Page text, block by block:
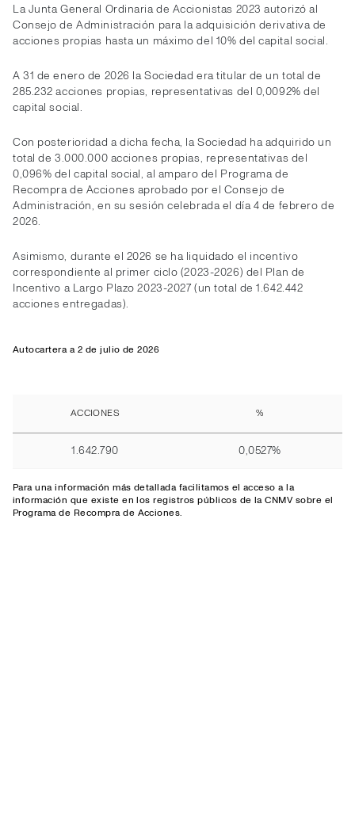
La Junta General Ordinaria de Accionistas 2023 autorizó al
Consejo de Administración para la adquisición derivativa de
acciones propias hasta un máximo del 10% del capital social.
A 31 de enero de 2026 la Sociedad era titular de un total de
285.232 acciones propias, representativas del 0,0092% del
capital social.
Con posterioridad a dicha fecha, la Sociedad ha adquirido un
total de 3.000.000 acciones propias, representativas del
0,096% del capital social, al amparo del Programa de
Recompra de Acciones aprobado por el Consejo de
Administración, en su sesión celebrada el día 4 de febrero de
2026.
Asimismo, durante el 2026 se ha liquidado el incentivo
correspondiente al primer ciclo (2023-2026) del Plan de
Incentivo a Largo Plazo 2023-2027 (un total de 1.642.442
acciones entregadas).
Autocartera a 2 de julio de 2026
ACCIONES %
1.642.790 0,0527%
Para una información más detallada facilitamos el accesoa la
información que existe en los registros públicos de la CNMV sobre el
Programa de Recompra de Acciones.